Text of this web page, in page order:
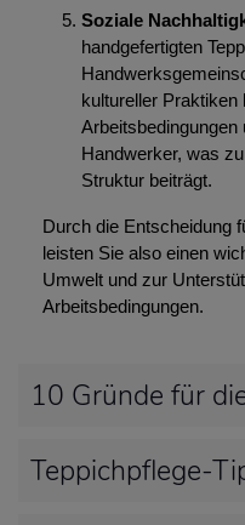
Soziale
handgefertigten
kultureller Praktiken
Arbeitsbedingungen
Handwerker, was
Struktur beiträgt.
Durch die Entscheidung
leisten Sie also einen
Umwelt und zur
Arbeitsbedingungen.
10 Gründe für
Teppichpflege-